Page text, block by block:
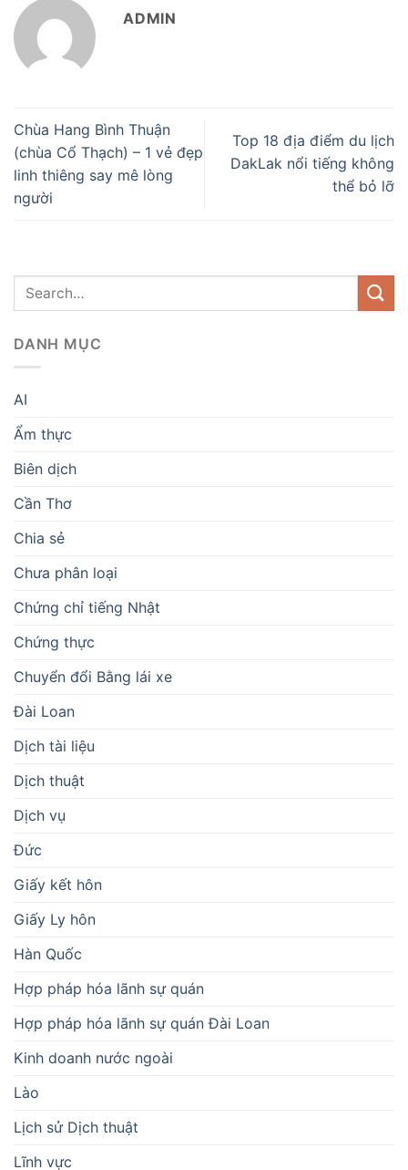
ADMIN
Chùa Hang Bình Thuận
(chùa Cổ Thạch) – 1 vẻ đẹp
linh thiêng say mê lòng
người
Top 18 địa điểm du lịch
DakLak nổi tiếng không
thể bỏ lỡ
DANH MỤC
AI
Ẩm thực
Biên dịch
Cần Thơ
Chia sẻ
Chưa phân loại
Chứng chỉ tiếng Nhật
Chứng thực
Chuyển đổi Bằng lái xe
Đài Loan
Dịch tài liệu
Dịch thuật
Dịch vụ
Đức
Giấy kết hôn
Giấy Ly hôn
Hàn Quốc
Hợp pháp hóa lãnh sự quán
Hợp pháp hóa lãnh sự quán Đài Loan
Kinh doanh nước ngoài
Lào
Lịch sử Dịch thuật
Lĩnh vực